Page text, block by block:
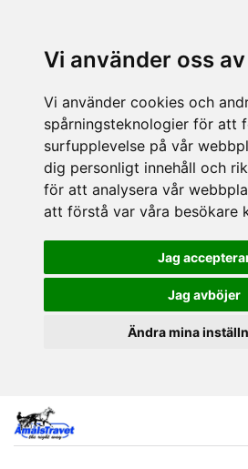
Vi använder oss
Vi använder cookies och
spårningsteknologier för att
surfupplevelse på vår
dig personligt innehåll och
för att analysera vår
att förstå var våra besökare
Jag
Jag avböjer
Ändra mina